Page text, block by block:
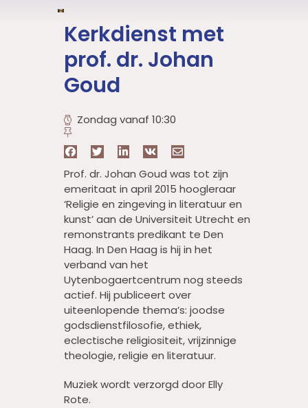
Kerkdienst met
prof. dr. Johan
Goud
Zondag vanaf 10:30
Prof. dr. Johan Goud was tot zijn
emeritaat in april 2015 hoogleraar
‘Religie en zingeving in literatuur en
kunst’ aan de Universiteit Utrecht en
remonstrants predikant te Den
Haag. In Den Haag is hij in het
verband van het
Uytenbogaertcentrum nog steeds
actief. Hij publiceert over
uiteenlopende thema’s: joodse
godsdienstfilosofie, ethiek,
eclectische religiositeit, vrijzinnige
theologie, religie en literatuur.
Muziek wordt verzorgd door Elly
Rote.